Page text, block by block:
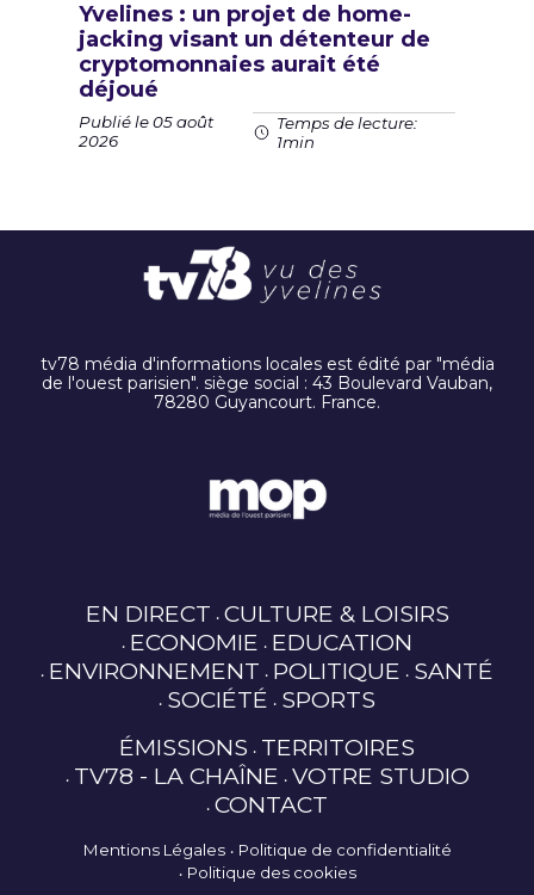
Yvelines : un projet de home-
jacking visant un détenteur de
cryptomonnaies aurait été
déjoué
Publié le 05 août
2026
Temps de lecture:
1min
tv78 média d'informations locales est édité par "média
de l'ouest parisien". siège social : 43 Boulevard Vauban,
78280 Guyancourt. France.
EN DIRECT CULTURE & LOISIRS
ECONOMIE EDUCATION
ENVIRONNEMENT POLITIQUE SANTÉ
SOCIÉTÉ SPORTS
ÉMISSIONS TERRITOIRES
TV78 - LA CHAÎNE VOTRE STUDIO
CONTACT
Mentions Légales
Politique de confidentialité
Politique des cookies